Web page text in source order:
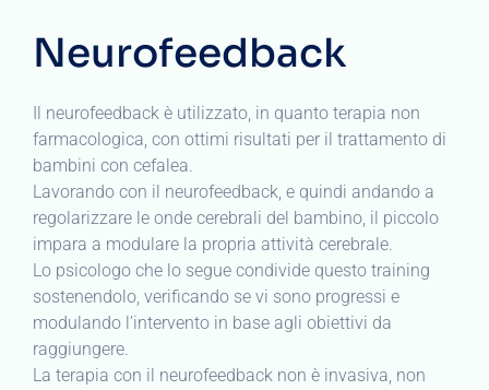
Neurofeedback
Il neurofeedback è utilizzato, in quanto terapia non
farmacologica, con ottimi risultati per il trattamento di
bambini con cefalea.
Lavorando con il neurofeedback, e quindi andando a
regolarizzare le onde cerebrali del bambino, il piccolo
impara a modulare la propria attività cerebrale.
Lo psicologo che lo segue condivide questo training
sostenendolo, verificando se vi sono progressi e
modulando l’intervento in base agli obiettivi da
raggiungere.
La terapia con il neurofeedback non è invasiva, non